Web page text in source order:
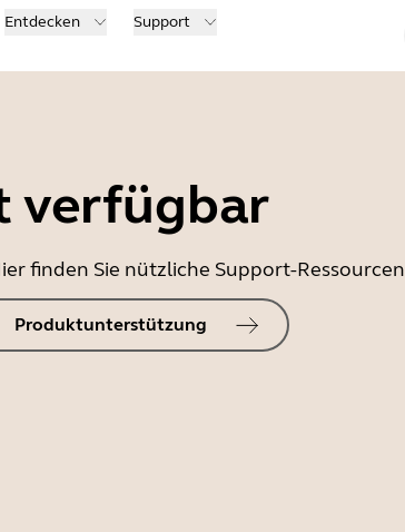
Entdecken Support
verfügbar
finden Sie nützliche Support-Ressourcen
Produktunterstützung